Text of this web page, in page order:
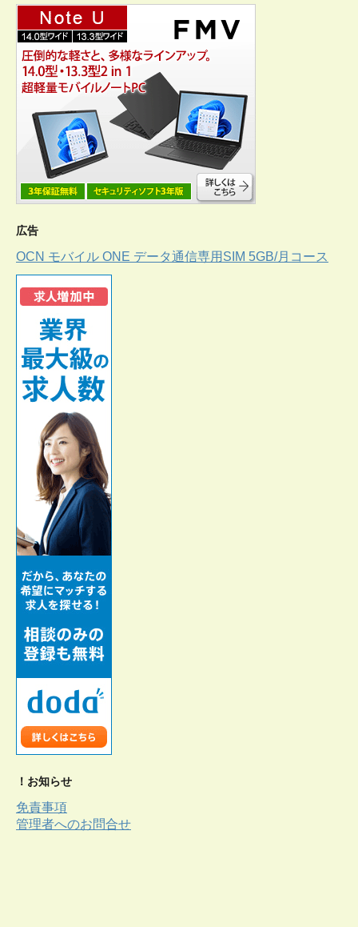
広告
OCN モバイル ONE データ通信専用SIM 5GB/月コース
！お知らせ
免責事項
管理者へのお問合せ